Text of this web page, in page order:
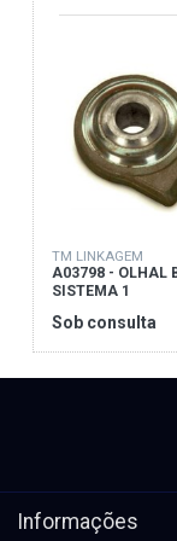
TM LINKAGEM
A03798 - OLHAL
SISTEMA 1
Sob consulta
Informações